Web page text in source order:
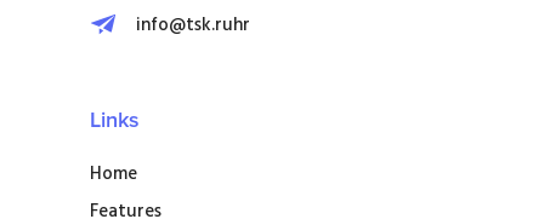
info@tsk.ruhr
Links
Home
Features